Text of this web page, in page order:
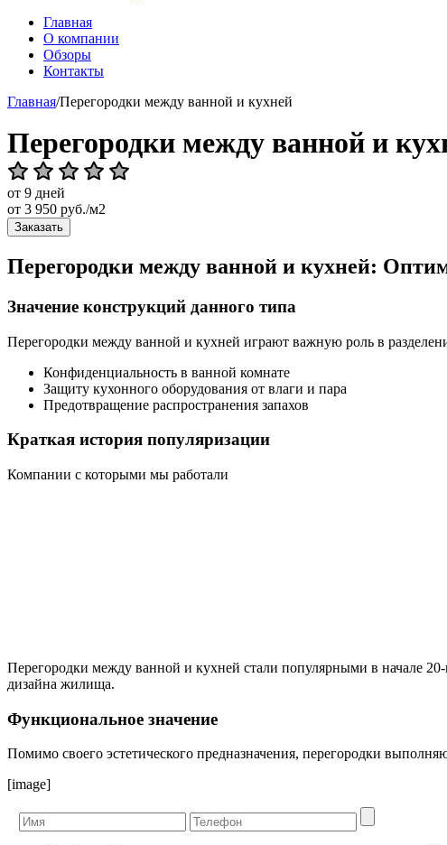
Главная
О компании
Обзоры
Контакты
Главная/Перегородки между ванной и кухней
Перегородки между ванной и
от 9 дней
от 3 950 руб./м2
Заказать
Перегородки между ванной и кухней:
Значение конструкций данного типа
Перегородки между ванной и кухней играют важную роль в
Конфиденциальность в ванной комнате
Защиту кухонного оборудования от влаги и пара
Предотвращение распространения запахов
Краткая история популяризации
Компании с которыми мы работали
Перегородки между ванной и кухней стали популярными в начале
дизайна жилища.
Функциональное значение
Помимо своего эстетического предназначения, перегородки
[image]